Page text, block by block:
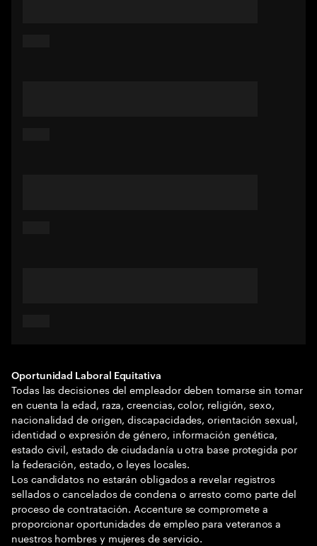
Oportunidad Laboral Equitativa
Todas las decisiones del empleador deben tomarse sin tomar
en cuenta la edad, raza, creencias, color, religión, sexo,
nacionalidad de origen, discapacidades, orientación sexual,
identidad o expresión de género, información genética,
estado civil, estado de ciudadanía u otra base protegida por
la federación, estado, o leyes locales.
Los candidatos no estarán obligados a revelar registros
sellados o cancelados de condena o arresto como parte del
proceso de contratación. Accenture se compromete a
proporcionar oportunidades de empleo para veteranos a
nuestros hombres y mujeres de servicio.